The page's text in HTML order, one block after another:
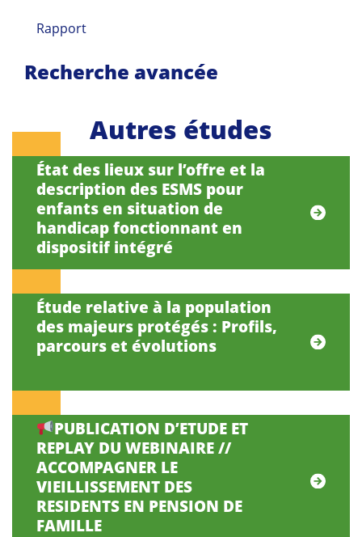
Rapport
Recherche avancée
Autres études
État des lieux sur l’offre et la
description des ESMS pour
enfants en situation de
handicap fonctionnant en
dispositif intégré
Étude relative à la population
des majeurs protégés : Profils,
parcours et évolutions
PUBLICATION D’ETUDE ET
REPLAY DU WEBINAIRE //
ACCOMPAGNER LE
VIEILLISSEMENT DES
RESIDENTS EN PENSION DE
FAMILLE